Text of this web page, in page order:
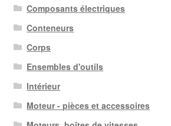
Composants électriques
Conteneurs
Corps
Ensembles d'outils
Intérieur
Moteur - pièces et accessoires